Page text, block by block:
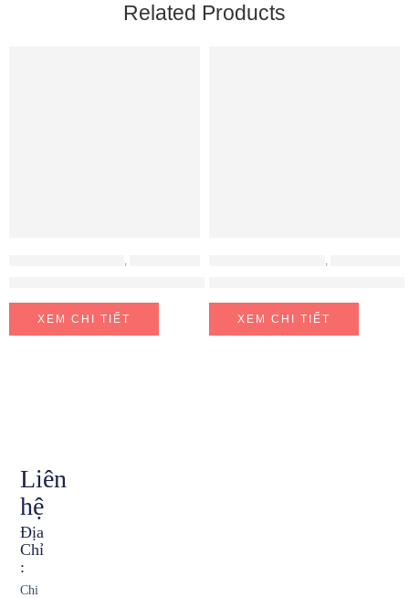
Related Products
XEM CHI TIẾT XEM CHI TIẾT
Liên
hệ
Địa
Chỉ
:
Chi